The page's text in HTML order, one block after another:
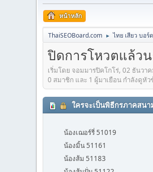
หน้าหลัก
ThaiSEOBoard.com ► ไทย เสียว บอร์ด
ปิดการโหวตแล้ว
เริ่มโดย จอมมารปิคโกโร่, 02 ธันวา
0 สมาชิก และ 1 ผู้มาเยือน กำลังดูหั
ใครจะเป็นพิธีกรภาคสน
น้องเฌอร์รี่ 51019
น้องมิ้น 51161
น้องส้ม 51183